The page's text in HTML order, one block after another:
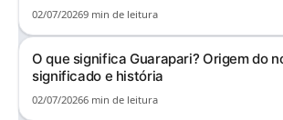
02/07/20269 min de leitura
O que significa Guarapari? Origem do
significado e história
02/07/20266 min de leitura